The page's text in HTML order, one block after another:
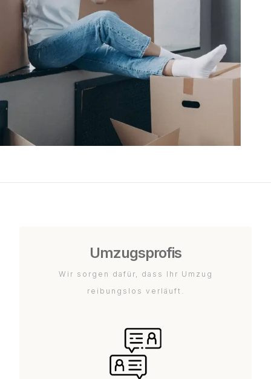
Umzugsprofis
Wir sorgen dafür, dass Ihr Umzug
reibungslos verläuft.